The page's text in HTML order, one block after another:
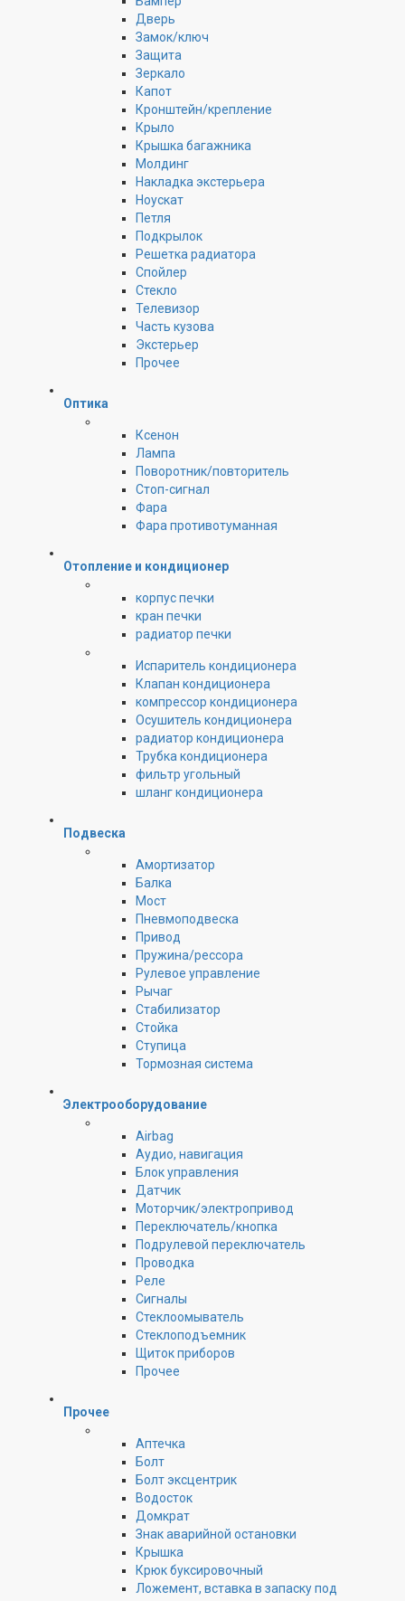
Дверь
Замок/ключ
Защита
Зеркало
Капот
Кронштейн/крепление
Крыло
Крышка багажника
Молдинг
Накладка экстерьера
Ноускат
Петля
Подкрылок
Решетка радиатора
Спойлер
Стекло
Телевизор
Часть кузова
Экстерьер
Прочее
Оптика
Ксенон
Лампа
Поворотник/повторитель
Стоп-сигнал
Фара
Фара противотуманная
Отопление и кондиционер
корпус печки
кран печки
радиатор печки
Испаритель кондиционера
Клапан кондиционера
компрессор кондиционера
Осушитель кондиционера
радиатор кондиционера
Трубка кондиционера
фильтр угольный
шланг кондиционера
Подвеска
Амортизатор
Балка
Мост
Пневмоподвеска
Привод
Пружина/рессора
Рулевое управление
Рычаг
Стабилизатор
Стойка
Ступица
Тормозная система
Электрооборудование
Airbag
Аудио, навигация
Блок управления
Датчик
Моторчик/электропривод
Переключатель/кнопка
Подрулевой переключатель
Проводка
Реле
Сигналы
Стеклоомыватель
Стеклоподъемник
Щиток приборов
Прочее
Прочее
Аптечка
Болт
Болт эксцентрик
Водосток
Домкрат
Знак аварийной остановки
Крышка
Крюк буксировочный
Ложемент, вставка в запаску под